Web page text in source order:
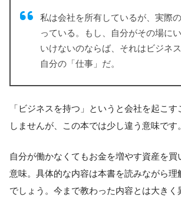
私は会社を所有しているが、実際
っている。もし、自分がその場に
いけないのならば、それはビジネ
自分の「仕事」だ。
「ビジネスを持つ」というと会社を起こ
しませんが、この本では少し違う意味です。
自分が働かなくてもお金を増やす資産を買
意味。具体的な内容は本書を読みながら理
でしょう。今まで教わった内容とは大きく